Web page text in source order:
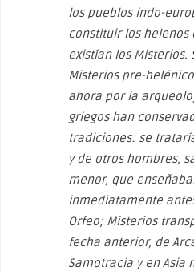
los pueblos indo-
constituir los helenos
existían los Misterios.
Misterios pre-
ahora por la
griegos han
tradiciones: se
y de otros hombres,
menor, que
inmediatamente
Orfeo; Misterios
fecha anterior, de
Samotracia y en Asia